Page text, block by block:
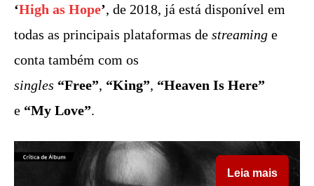
‘High as Hope’, de 2018, já está disponível em
todas as principais plataformas de streaming e
conta também com os
singles “Free”, “King”, “Heaven Is Here”
e “My Love”.
Leia mais